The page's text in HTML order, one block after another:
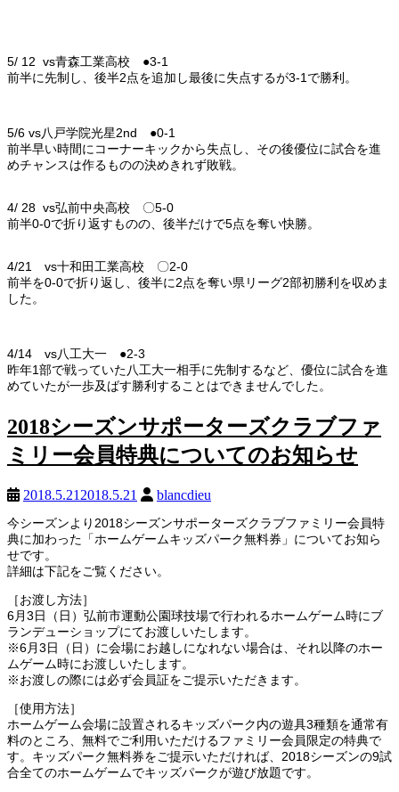
5/ 12 vs青森工業高校 ●3-1
前半に先制し、後半2点を追加し最後に失点するが3-1で勝利。
5/6 vs八戸学院光星2nd ●0-1
前半早い時間にコーナーキックから失点し、その後優位に試合を進
めチャンスは作るものの決めきれず敗戦。
4/ 28 vs弘前中央高校 〇5-0
前半0-0で折り返すものの、後半だけで5点を奪い快勝。
4/21 vs十和田工業高校 〇2-0
前半を0-0で折り返し、後半に2点を奪い県リーグ2部初勝利を収めま
した。
4/14 vs八工大一 ●2-3
昨年1部で戦っていた八工大一相手に先制するなど、優位に試合を進
めていたが一歩及ばす勝利することはできませんでした。
2018シーズンサポーターズクラブファ
ミリー会員特典についてのお知らせ
2018.5.21 2018.5.21 blancdieu
今シーズンより2018シーズンサポーターズクラブファミリー会員特
典に加わった「ホームゲームキッズパーク無料券」についてお知ら
せです。
詳細は下記をご覧ください。
［お渡し方法］
6月3日（日）弘前市運動公園球技場で行われるホームゲーム時にブ
ランデューショップにてお渡しいたします。
※6月3日（日）に会場にお越しになれない場合は、それ以降のホー
ムゲーム時にお渡しいたします。
※お渡しの際には必ず会員証をご提示いただきます。
［使用方法］
ホームゲーム会場に設置されるキッズパーク内の遊具3種類を通常有
料のところ、無料でご利用いただけるファミリー会員限定の特典で
す。キッズパーク無料券をご提示いただければ、2018シーズンの9試
合全てのホームゲームでキッズパークが遊び放題です。